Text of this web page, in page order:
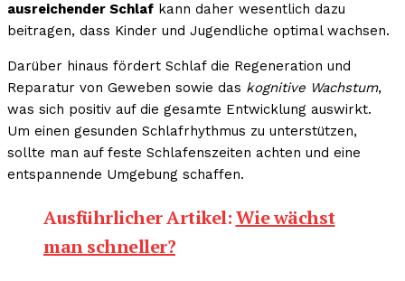
ausreichender Schlaf kann daher wesentlich dazu
beitragen, dass Kinder und Jugendliche optimal wachsen.
Darüber hinaus fördert Schlaf die Regeneration und
Reparatur von Geweben sowie das kognitive Wachstum,
was sich positiv auf die gesamte Entwicklung auswirkt.
Um einen gesunden Schlafrhythmus zu unterstützen,
sollte man auf feste Schlafenszeiten achten und eine
entspannende Umgebung schaffen.
Ausführlicher Artikel:Wie wächst
man schneller?